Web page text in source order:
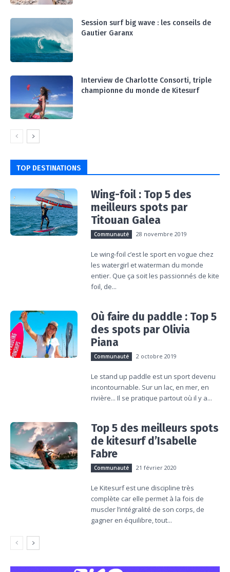
Session surf big wave : les conseils de
Gautier Garanx
Interview de Charlotte Consorti, triple
championne du monde de Kitesurf
TOP DESTINATIONS
Wing-foil : Top 5 des
meilleurs spots par
Titouan Galea
Communauté 28 novembre 2019
Le wing-foil c’est le sport en vogue chez
les watergirl et waterman du monde
entier. Que ça soit les passionnés de kite
foil, de...
Où faire du paddle : Top 5
des spots par Olivia
Piana
Communauté 2 octobre 2019
Le stand up paddle est un sport devenu
incontournable. Sur un lac, en mer, en
rivière... Il se pratique partout où il y a...
Top 5 des meilleurs spots
de kitesurf d’Isabelle
Fabre
Communauté 21 février 2020
Le Kitesurf est une discipline très
complète car elle permet à la fois de
muscler l’intégralité de son corps, de
gagner en équilibre, tout...